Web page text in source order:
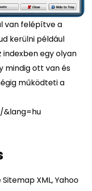
van felépítve a
kerülni például
indexben egy olyan
mindig ott van és
működteti a
&lang=hu
XML, Yahoo